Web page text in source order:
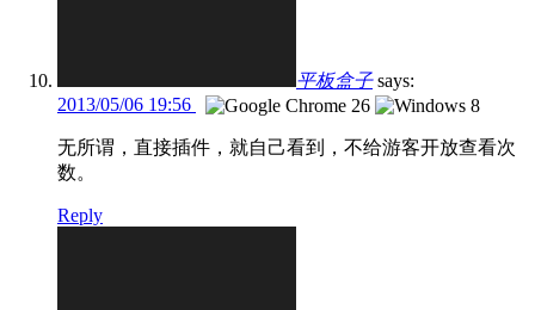
平板盒子 says:
2013/05/06 19:56
无所谓，直接插件，就自己看到，不给游客开放查看次
数。
Reply